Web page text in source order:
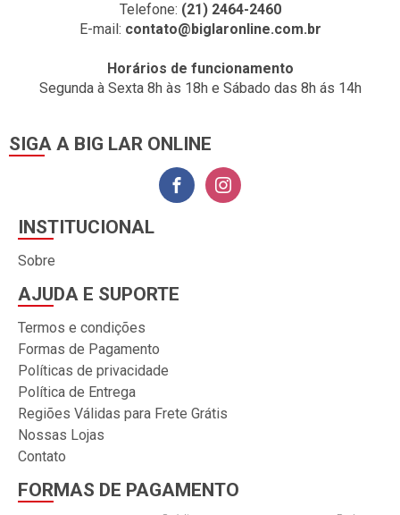
Telefone: (21) 2464-2460
E-mail: contato@biglaronline.com.br
Horários de funcionamento
Segunda à Sexta 8h às 18h e Sábado das 8h ás 14h
SIGA A BIG LAR ONLINE
INSTITUCIONAL
Sobre
AJUDA E SUPORTE
Termos e condições
Formas de Pagamento
Políticas de privacidade
Política de Entrega
Regiões Válidas para Frete Grátis
Nossas Lojas
Contato
FORMAS DE PAGAMENTO